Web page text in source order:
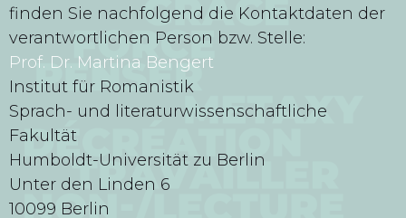
finden Sie nachfolgend die Kontaktdaten der
verantwortlichen Person bzw. Stelle:
Prof. Dr. Martina Bengert
Institut für Romanistik
Sprach- und literaturwissenschaftliche
Fakultät
Humboldt-Universität zu Berlin
Unter den Linden 6
10099 Berlin